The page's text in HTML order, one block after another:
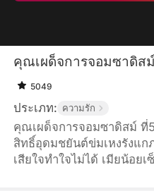
คุณเผด็จการจอมซาดิส
5049
ประเภท: ความรัก
คุณเผด็จการจอมซาดิสม์ ที่
สิทธิ์อุดมชยันต์ข่มเหงรังแก
เสียใจทำใจไม่ได้ เมียน้อย